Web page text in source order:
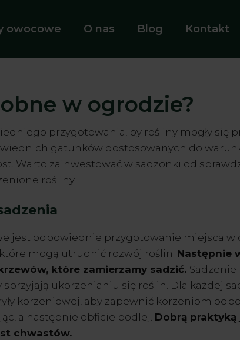
owocowe O nas Blog Kontakt
w ogrodzie?
przygotowania, by rośliny mogły się
gatunków dostosowanych do
Warto zainwestować w sadzonki od
rośliny.
jest odpowiednie przygotowanie miejsca w
mogą utrudnić rozwój roślin. Następnie
które zamierzamy sadzić.
ukorzenianiu się roślin. Dla każdej
korzeniowej, aby zapewnić korzeniom
a następnie obficie podlej. Dobrą praktyką
chwastów.